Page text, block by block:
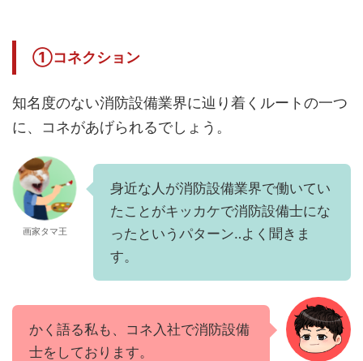
①コネクション
知名度のない消防設備業界に辿り着くルートの一つ
に、コネがあげられるでしょう。
画家タマ王
身近な人が消防設備業界で働いてい
たことがキッカケで消防設備士にな
ったというパターン‥よく聞きま
す。
かく語る私も、コネ入社で消防設備
士をしております。